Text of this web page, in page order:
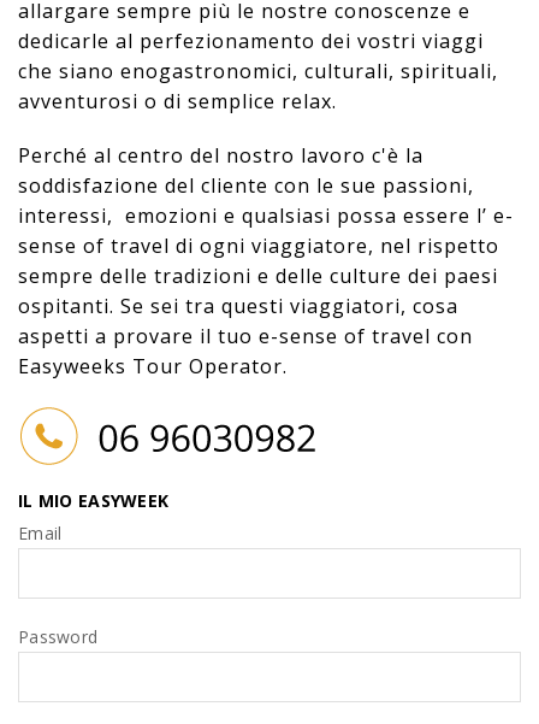
allargare sempre più le nostre conoscenze e
dedicarle al perfezionamento dei vostri viaggi
che siano enogastronomici, culturali, spirituali,
avventurosi o di semplice relax.
Perché al centro del nostro lavoro c'è la
soddisfazione del cliente con le sue passioni,
interessi, emozioni e qualsiasi possa essere l’ e-
sense of travel di ogni viaggiatore, nel rispetto
sempre delle tradizioni e delle culture dei paesi
ospitanti. Se sei tra questi viaggiatori, cosa
aspetti a provare il tuo e-sense of travel con
Easyweeks Tour Operator.
IL MIO EASYWEEK
Email
Password